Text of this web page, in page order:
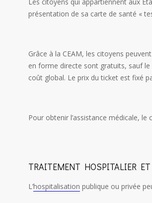
présentation de sa carte de santé «
Grâce à la CEAM, les citoyens
en forme directe sont gratuits, sauf
coût global. Le prix du ticket est fixé
Pour obtenir l’assistance médicale,
TRAITEMENT HOSPITALIER ET
L’hospitalisation publique ou privée